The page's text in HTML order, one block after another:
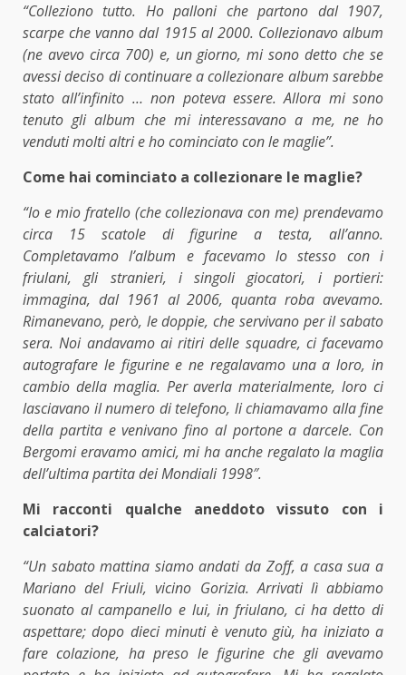
“Colleziono tutto. Ho palloni che partono dal 1907,
scarpe che vanno dal 1915 al 2000. Collezionavo album
(ne avevo circa 700) e, un giorno, mi sono detto che se
avessi deciso di continuare a collezionare album sarebbe
stato all’infinito … non poteva essere. Allora mi sono
tenuto gli album che mi interessavano a me, ne ho
venduti molti altri e ho cominciato con le maglie”.
Come hai cominciato a collezionare le maglie?
“Io e mio fratello (che collezionava con me) prendevamo
circa 15 scatole di figurine a testa, all’anno.
Completavamo l’album e facevamo lo stesso con i
friulani, gli stranieri, i singoli giocatori, i portieri:
immagina, dal 1961 al 2006, quanta roba avevamo.
Rimanevano, però, le doppie, che servivano per il sabato
sera. Noi andavamo ai ritiri delle squadre, ci facevamo
autografare le figurine e ne regalavamo una a loro, in
cambio della maglia. Per averla materialmente, loro ci
lasciavano il numero di telefono, li chiamavamo alla fine
della partita e venivano fino al portone a darcele. Con
Bergomi eravamo amici, mi ha anche regalato la maglia
dell’ultima partita dei Mondiali 1998″.
Mi racconti qualche aneddoto vissuto con i
calciatori?
“Un sabato mattina siamo andati da Zoff, a casa sua a
Mariano del Friuli, vicino Gorizia. Arrivati lì abbiamo
suonato al campanello e lui, in friulano, ci ha detto di
aspettare; dopo dieci minuti è venuto giù, ha iniziato a
fare colazione, ha preso le figurine che gli avevamo